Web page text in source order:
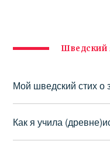
Шведский
Мой шведский стих о
Как я учила